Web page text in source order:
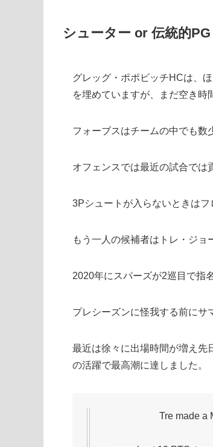
シューター or 伝統的PG
グレッグ・ポポビッチHCは、
を埋めていますが、まだ空き時
フォーブスはチームの中でも数
オフェンスでは最近の試合では
3Pシュートが入らないときはフ
もう一人の候補者はトレ・ジョ
2020年にスパーズが2巡目で指
プレシーズンに怪我する前にサ
最近は徐々に出場時間が増え先
の活躍で最高潮に達しました。
Tre made a